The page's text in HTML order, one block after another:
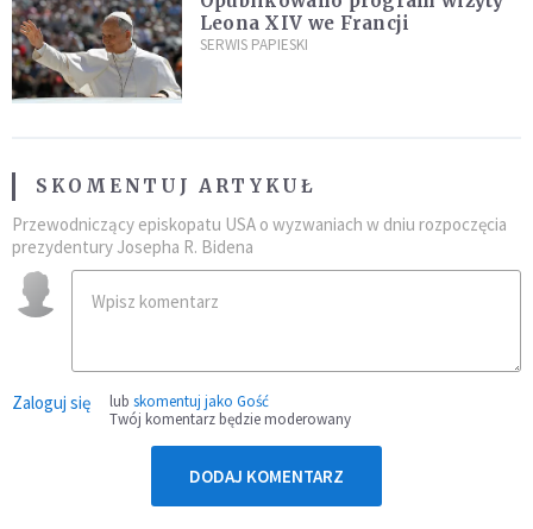
Leona XIV we Francji
SERWIS PAPIESKI
SKOMENTUJ ARTYKUŁ
Przewodniczący episkopatu USA o wyzwaniach w dniu rozpoczęcia
prezydentury Josepha R. Bidena
Zaloguj się lub skomentuj jako Gość
Twój komentarz będzie moderowany
DODAJ KOMENTARZ